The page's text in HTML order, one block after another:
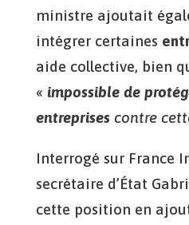
ministre ajoutait
intégrer certaines
aide collective, bien
« impossible de
entreprisescontre
Interrogé sur France
secrétaire d’État
cette position en